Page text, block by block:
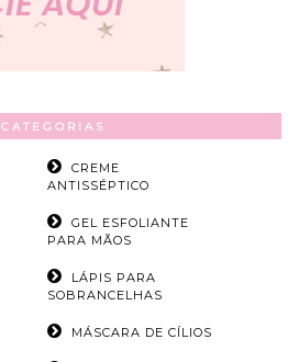
CATEGORIAS
CREME
ANTISSÉPTICO
GEL ESFOLIANTE
PARA MÃOS
LÁPIS PARA
SOBRANCELHAS
MÁSCARA DE CÍLIOS